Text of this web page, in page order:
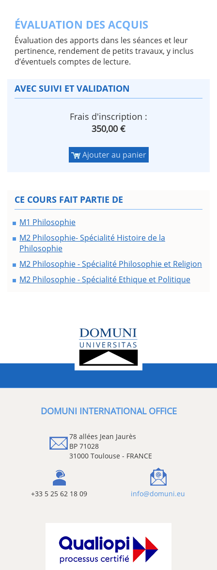
ÉVALUATION DES ACQUIS
Évaluation des apports dans les séances et leur
pertinence, rendement de petits travaux, y inclus
d’éventuels comptes de lecture.
AVEC SUIVI ET VALIDATION
Frais d'inscription :
350,00 €
Ajouter au panier
CE COURS FAIT PARTIE DE
M1 Philosophie
M2 Philosophie- Spécialité Histoire de la
Philosophie
M2 Philosophie - Spécialité Philosophie et Religion
M2 Philosophie - Spécialité Ethique et Politique
DOMUNI INTERNATIONAL OFFICE
78 allées Jean Jaurès
BP 71028
31000 Toulouse - FRANCE
+33 5 25 62 18 09 info@domuni.eu